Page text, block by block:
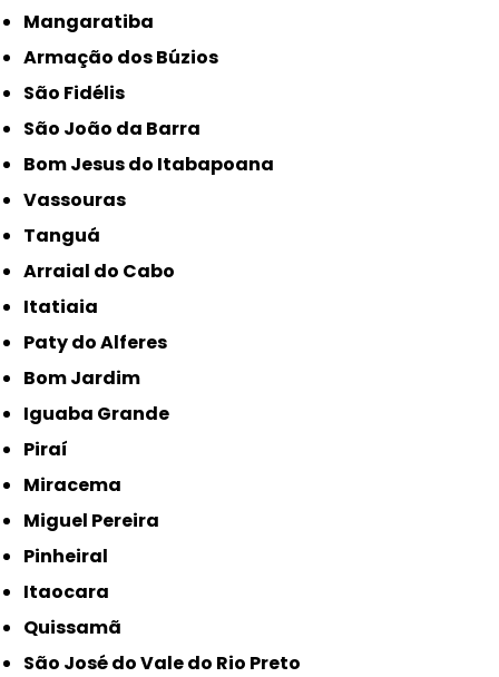
Mangaratiba
Armação dos Búzios
São Fidélis
São João da Barra
Bom Jesus do Itabapoana
Vassouras
Tanguá
Arraial do Cabo
Itatiaia
Paty do Alferes
Bom Jardim
Iguaba Grande
Piraí
Miracema
Miguel Pereira
Pinheiral
Itaocara
Quissamã
São José do Vale do Rio Preto